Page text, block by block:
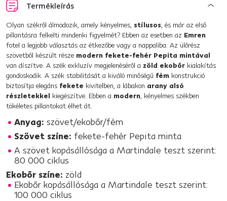
Termékleírás
Olyan székről álmodozik, amely kényelmes, stílusos, és már az első
pillantásra felkelti mindenki figyelmét? Ebben az esetben az Emren
fotel a legjobb választás az étkezőbe vagy a nappaliba. Az ülőrész
szövetből készült része modern fekete-fehér Pepita mintával
van díszítve. A szék exkluzív megjelenéséről a zöld ekobőr kialakítás
gondoskodik. A szék stabilitását a kiváló minőségű fém konstrukció
biztosítja elegáns fekete kivitelben, a lábakon arany alsó
részletekkel kiegészítve. Ebben a modern, kényelmes székben
tökéletes pillantokat élhet át.
Anyag: szövet/ekobőr/fém
Szövet színe: fekete-fehér Pepita minta
A szövet kopásállósága a Martindale teszt szerint:
80 000 ciklus
Ekobőr színe: zöld
Ekobőr kopásállósága a Martindale teszt szerint:
100 000 ciklus